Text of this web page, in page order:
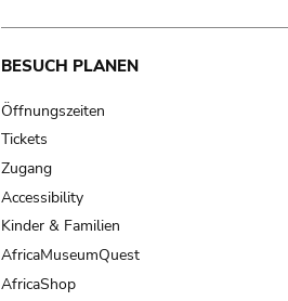
Main
navigation
BESUCH PLANEN
Öffnungszeiten
Tickets
Zugang
Accessibility
Kinder & Familien
AfricaMuseumQuest
AfricaShop